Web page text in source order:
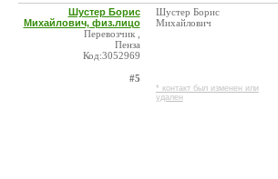
Шустер Борис
Михайлович, физ.лицо
Перевозчик ,
Пенза
Код:3052969
#5
Шустер Борис
Михайлович
* контакт был изменен или
удален